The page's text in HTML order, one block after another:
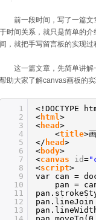
前一段时间，写了一篇文
于时间关系，就只是简单的
间，就把手写留言板的实现过
这一篇文章，先简单讲
帮助大家了解canvas画板的实
1
2
3
4
5
6
7
8
9
10
11
12
13
<!DOCTYPE
< html>
< head >
<title>
</ head >
<body>
<canvas id=
<script>
var can =
pan =
pan.lineJoin